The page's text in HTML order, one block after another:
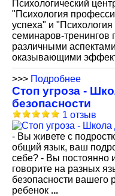
Психологический
"Психология
успеха" и
семинаров-тренингов
различными
оказывающими
>>> Подробнее
Стоп угроза -
безопасности
1 отзыв
- Вы живете с
общий язык, ваш
себе? - Вы постоянно
говорите на разных
безопасности вашего
ребенок ...